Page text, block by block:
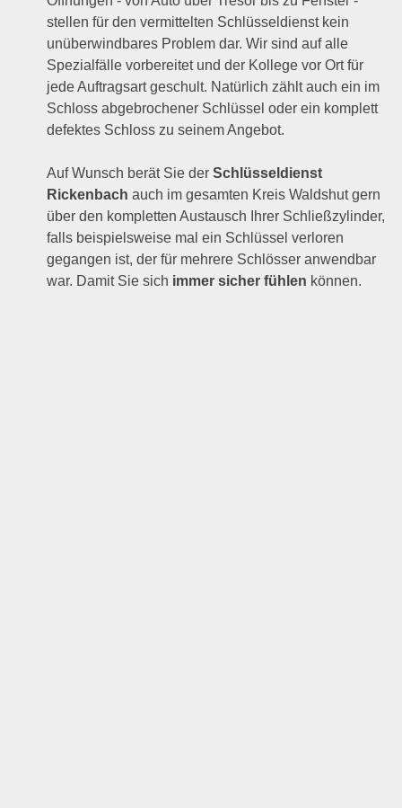
stellen für den vermittelten Schlüsseldienst kein
unüberwindbares Problem dar. Wir sind auf alle
Spezialfälle vorbereitet und der Kollege vor Ort für
jede Auftragsart geschult. Natürlich zählt auch ein im
Schloss abgebrochener Schlüssel oder ein komplett
defektes Schloss zu seinem Angebot.
Auf Wunsch berät Sie derSchlüsseldienst
Rickenbach auch im gesamten Kreis Waldshut gern
über den kompletten Austausch Ihrer Schließzylinder,
falls beispielsweise mal ein Schlüssel verloren
gegangen ist, der für mehrere Schlösser anwendbar
war. Damit Sie sich immer sicher fühlen können.